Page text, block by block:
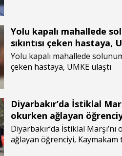
Yolu kapalı mahallede
sıkıntısı çeken hastaya,
Yolu kapalı mahallede solunum
çeken hastaya, UMKE ulaştı
Diyarbakır’da İstiklal
okurken ağlayan
Kaymakam teselli etti
Diyarbakır’da İstiklal
ağlayan öğrenciyi, Kaymakam